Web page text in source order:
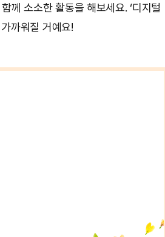
께 소소한 활동을 해보세요. ‘디지털
까워질 거예요!